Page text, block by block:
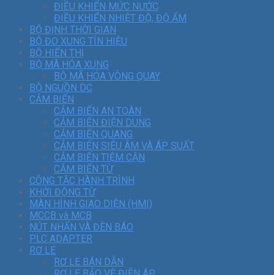
ĐIỀU KHIỂN MỨC NƯỚC
ĐIỀU KHIỂN NHIỆT ĐỘ, ĐỘ ẨM
BỘ ĐỊNH THỜI GIAN
BỘ ĐO XUNG TÍN HIỆU
BỘ HIỂN THỊ
BỘ MÃ HÓA XUNG
BỘ MÃ HÓA VÒNG QUAY
BỘ NGUỒN DC
CẢM BIẾN
CẢM BIẾN AN TOÀN
CẢM BIẾN ĐIỆN DUNG
CẢM BIẾN QUANG
CẢM BIẾN SIÊU ÂM VÀ ÁP SUẤT
CẢM BIẾN TIỆM CẬN
CẢM BIẾN TỪ
CÔNG TẮC HÀNH TRÌNH
KHỞI ĐỘNG TỪ
MÀN HÌNH GIAO DIỆN (HMI)
MCCB và MCB
NÚT NHẤN VÀ ĐÈN BÁO
PLC ADAPTER
RƠ LE
RƠ LE BÁN DẪN